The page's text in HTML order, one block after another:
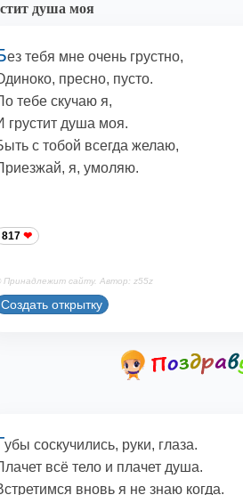
душа моя
ез тебя мне очень грустно,
пресно, пусто.
тебе скучаю я,
грустит душа моя.
с тобой всегда желаю,
я, умоляю.
817
Принадлежит сайту. Автор: z55z
Создать открытку
убы соскучились, руки, глаза.
всё тело и плачет душа.
вновь я не знаю когда.